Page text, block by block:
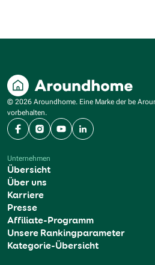
© 2026 Aroundhome. Eine Marke der be
vorbehalten.
FacebookInstagram
YouTubeLinkedIn
Unternehmen
Übersicht
Über uns
Karriere
Presse
Affiliate-Programm
Unsere Rankingparameter
Kategorie-Übersicht